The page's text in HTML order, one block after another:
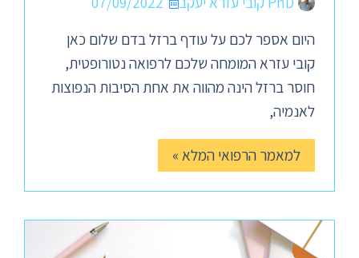
היום אספר לכם על עודף ברזל בדם שלום כאן
קובי עזרא המומחה שלכם לרפואה נטורופטית,
חוסר ברזל הינה מהווה את אחת הסיבות הנפוצות
לאנמיה,
למאמר הרפואי המלא »